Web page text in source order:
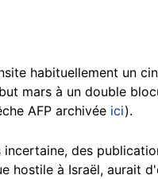
habituellement un
mars à un double
AFP archivée ici).
des
hostile à Israël, aurait